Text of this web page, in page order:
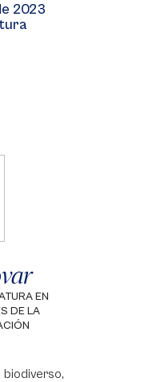
2023
EN
DE LA